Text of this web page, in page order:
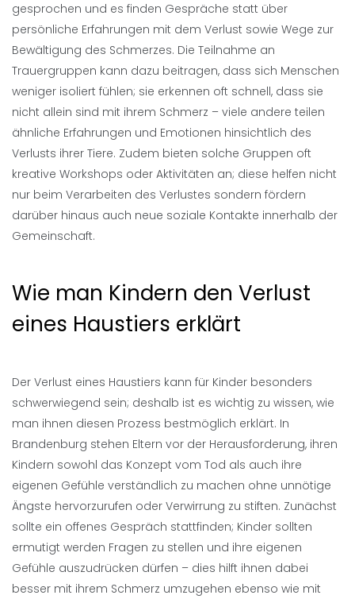
gesprochen und es finden Gespräche statt über
persönliche Erfahrungen mit dem Verlust sowie Wege zur
Bewältigung des Schmerzes. Die Teilnahme an
Trauergruppen kann dazu beitragen, dass sich Menschen
weniger isoliert fühlen; sie erkennen oft schnell, dass sie
nicht allein sind mit ihrem Schmerz – viele andere teilen
ähnliche Erfahrungen und Emotionen hinsichtlich des
Verlusts ihrer Tiere. Zudem bieten solche Gruppen oft
kreative Workshops oder Aktivitäten an; diese helfen nicht
nur beim Verarbeiten des Verlustes sondern fördern
darüber hinaus auch neue soziale Kontakte innerhalb der
Gemeinschaft.
Wie man Kindern den Verlust
eines Haustiers erklärt
Der Verlust eines Haustiers kann für Kinder besonders
schwerwiegend sein; deshalb ist es wichtig zu wissen, wie
man ihnen diesen Prozess bestmöglich erklärt. In
Brandenburg stehen Eltern vor der Herausforderung, ihren
Kindern sowohl das Konzept vom Tod als auch ihre
eigenen Gefühle verständlich zu machen ohne unnötige
Ängste hervorzurufen oder Verwirrung zu stiften. Zunächst
sollte ein offenes Gespräch stattfinden; Kinder sollten
ermutigt werden Fragen zu stellen und ihre eigenen
Gefühle auszudrücken dürfen – dies hilft ihnen dabei
besser mit ihrem Schmerz umzugehen ebenso wie mit